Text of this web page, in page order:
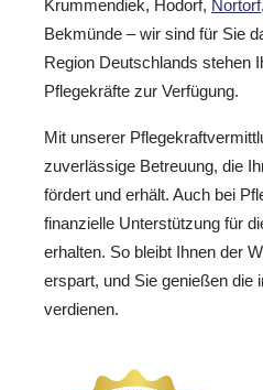
Krummendiek, Hodorf, Nortorf
Bekmünde – wir sind für Sie
Region Deutschlands stehen
Pflegekräfte zur Verfügung.
Mit unserer
zuverlässige Betreuung, die
fördert und erhält. Auch bei
finanzielle Unterstützung für
erhalten. So bleibt Ihnen der
erspart, und Sie genießen die
verdienen.